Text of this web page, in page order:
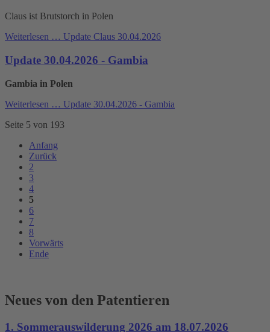
Claus ist Brutstorch in Polen
Weiterlesen … Update Claus 30.04.2026
Update 30.04.2026 - Gambia
Gambia in Polen
Weiterlesen … Update 30.04.2026 - Gambia
Seite 5 von 193
Anfang
Zurück
2
3
4
5
6
7
8
Vorwärts
Ende
Neues von den Patentieren
1. Sommerauswilderung 2026 am 18.07.2026